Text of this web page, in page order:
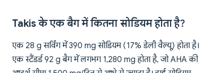
Takis के एक बैग में कितना सोडियम होता है?
एक 28 g सर्विंग में 390 mg सोडियम (17% डेली वैल्यू) होता है।
एक स्टैंडर्ड 92 g बैग में लगभग 1,280 mg होता है, जो AHA की